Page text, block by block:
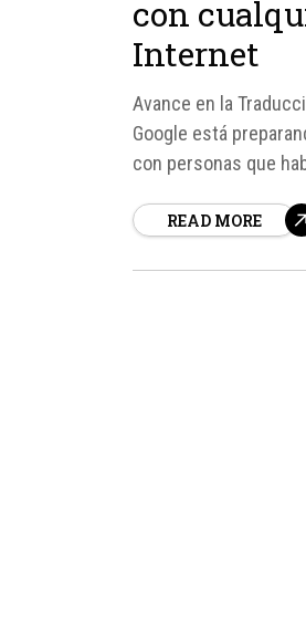
con
Internet
Avance en la
Google está
con personas que
READ MORE